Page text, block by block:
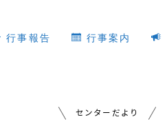
行事報告 行事案内
センターだより